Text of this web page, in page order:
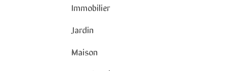
Immobilier
Jardin
Maison